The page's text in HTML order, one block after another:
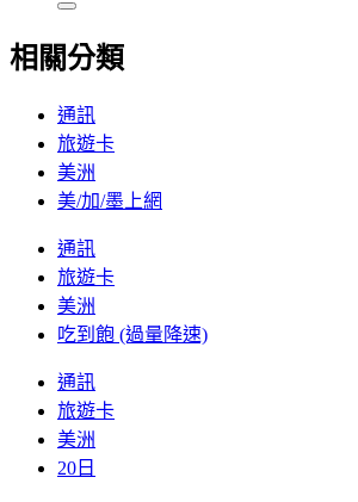
相關分類
通訊
旅遊卡
美洲
美/加/墨上網
通訊
旅遊卡
美洲
吃到飽 (過量降速)
通訊
旅遊卡
美洲
20日